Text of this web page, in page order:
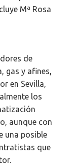
Mª Rosa
de
gas y afines,
en Sevilla,
los
aunque con
una posible
que